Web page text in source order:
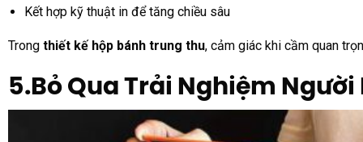
Kết hợp kỹ thuật in để tăng chiều sâu
Trong thiết kế hộp bánh trung thu, cảm giác khi cầm quan
5.Bỏ Qua Trải Nghiệm Người